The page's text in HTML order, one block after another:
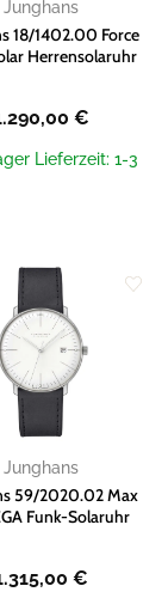
Junghans
18/1402.00 Force
Herrensolaruhr
€
Lieferzeit: 1-3
Wunschliste
hinzufügen
Junghans
59/2020.02 Max
Funk-Solaruhr
€